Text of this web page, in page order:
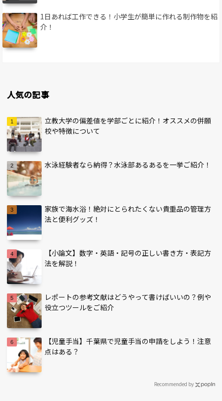
1日あれば工作できる！小学生が簡単に作れる制作物を紹
介！
人気の記事
立教大学の偏差値を学部ごとに紹介！オススメの併願
校や特徴について
水泳経験者なら納得？水泳部あるあるを一挙ご紹介！
家族で海水浴！絶対にとられたくない貴重品の管理方
法と便利グッズ！
【小論文】数字・英語・記号の正しい書き方・表記方
法を解説！
レポートの参考文献はどうやって書けばいいの？例や
役立つツールをご紹介
【児童手当】千葉県で児童手当の申請をしよう！注意
点はある？
Recommended by